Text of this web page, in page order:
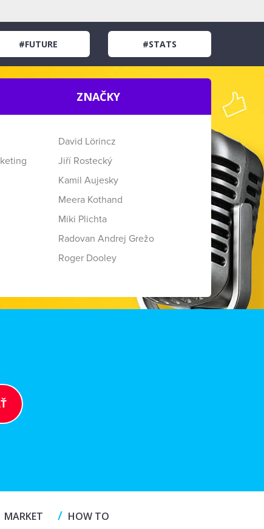
#FUTURE #STATS
ZNAČKY
David Lörincz
Jiří Rostecký
Kamil Aujesky
Meera Kothand
Miki Plichta
Radovan Andrej Grežo
Roger Dooley
MARKET / HOW TO